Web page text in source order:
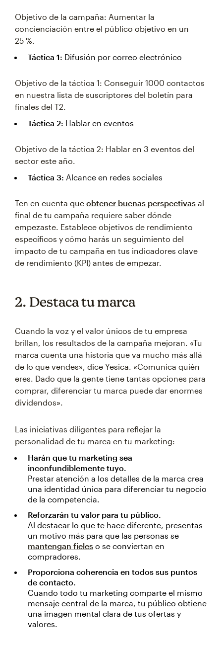
Objetivo de la campaña: Aumentar la
concienciación entre el público objetivo en un
25 %.
Táctica 1: Difusión por correo electrónico
Objetivo de la táctica 1: Conseguir 1000 contactos
en nuestra lista de suscriptores del boletín para
finales del T2.
Táctica 2: Hablar en eventos
Objetivo de la táctica 2: Hablar en 3 eventos del
sector este año.
Táctica 3: Alcance en redes sociales
Ten en cuenta que obtener buenas perspectivas al
final de tu campaña requiere saber dónde
empezaste. Establece objetivos de rendimiento
específicos y cómo harás un seguimiento del
impacto de tu campaña en tus indicadores clave
de rendimiento (KPI) antes de empezar.
2. Destaca tu marca
Cuando la voz y el valor únicos de tu empresa
brillan, los resultados de la campaña mejoran. «Tu
marca cuenta una historia que va mucho más allá
de lo que vendes», dice Yesica. «Comunica quién
eres. Dado que la gente tiene tantas opciones para
comprar, diferenciar tu marca puede dar enormes
dividendos».
Las iniciativas diligentes para reflejar la
personalidad de tu marca en tu marketing:
Harán que tu marketing sea
inconfundiblemente tuyo.
Prestar atención a los detalles de la marca crea
una identidad única para diferenciar tu negocio
de la competencia.
Reforzarán tu valor para tu público.
Al destacar lo que te hace diferente, presentas
un motivo más para que las personas se
mantengan fieles o se conviertan en
compradores.
Proporciona coherencia en todos sus puntos
de contacto.
Cuando todo tu marketing comparte el mismo
mensaje central de la marca, tu público obtiene
una imagen mental clara de tus ofertas y
valores.